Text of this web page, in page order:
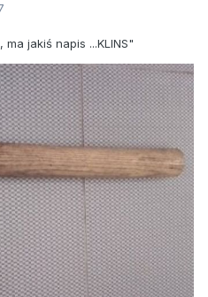
jakiś napis ...KLINS"